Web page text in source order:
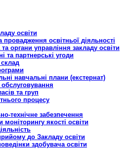
освіти
провадження освітньої діяльності
органи управління закладу освіти
та партнерські угоди
навчальні плани (екстернат)
обслуговування
та груп
процесу
технічне забезпечення
моніторингу якості освіти
до Закладу освіти
здобувача освіти